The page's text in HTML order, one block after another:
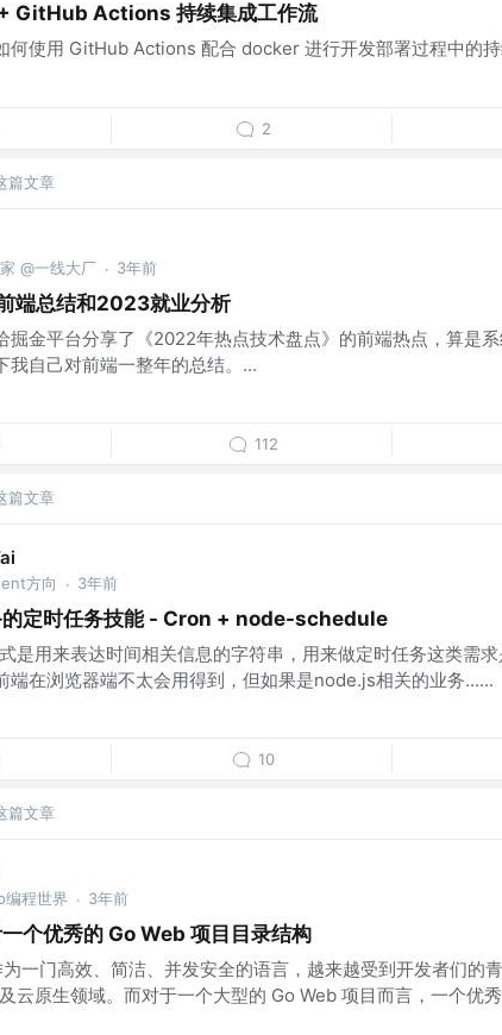
GitHub Actions 持续集成工作流
何使用 GitHub Actions 配合 docker 进行开发部署过程中的
2
篇文章
@一线大厂 · 3年前
端总结和2023就业分析
掘金平台分享了《2022年热点技术盘点》的前端热点，算是
我自己对前端一整年的总结。...
112
篇文章
方向 · 3年前
的定时任务技能 - Cron + node-schedule
是用来表达时间相关信息的字符串，用来做定时任务这类需
端在浏览器端不太会用得到，但如果是node.js相关的业务......
10
篇文章
编程世界 · 3年前
个优秀的 Go Web 项目目录结构
一门高效、简洁、并发安全的语言，越来越受到开发者们的
云原生领域。而对于一个大型的 Go Web 项目而言，一个优